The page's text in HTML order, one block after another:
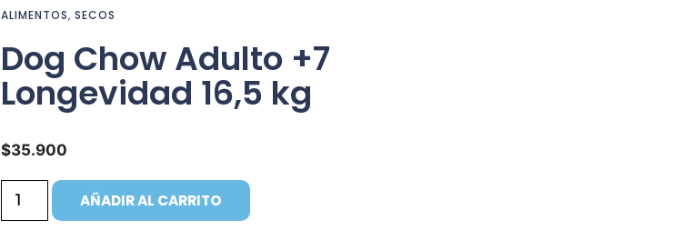
ALIMENTOS, SECOS
Dog Chow Adulto +7
Longevidad 16,5 kg
$35.900
AÑADIR AL CARRITO